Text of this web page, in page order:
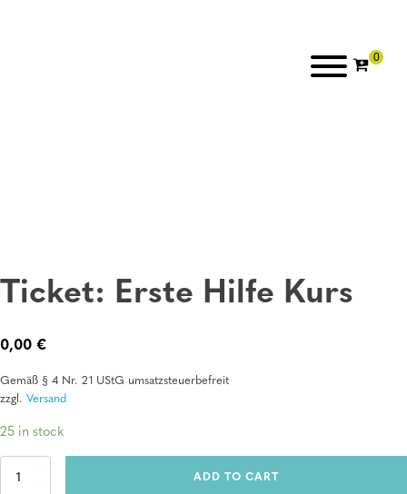
Ticket: Erste Hilfe Kurs
0,00 €
Gemäß § 4 Nr. 21 UStG umsatzsteuerbefreit
zzgl. Versand
25 in stock
Ticket:
ADD TO CART